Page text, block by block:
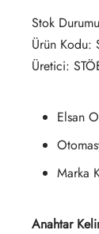
Stok
Ürün Kodu:
Üretici:
Elsan
Marka
Anahtar